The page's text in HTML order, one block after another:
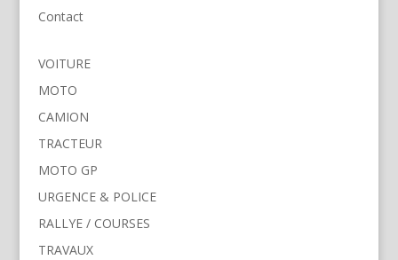
Contact
VOITURE
MOTO
CAMION
TRACTEUR
MOTO GP
URGENCE & POLICE
RALLYE / COURSES
TRAVAUX